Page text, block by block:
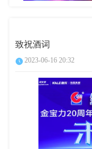
致祝酒词
2023-06-16 20:32